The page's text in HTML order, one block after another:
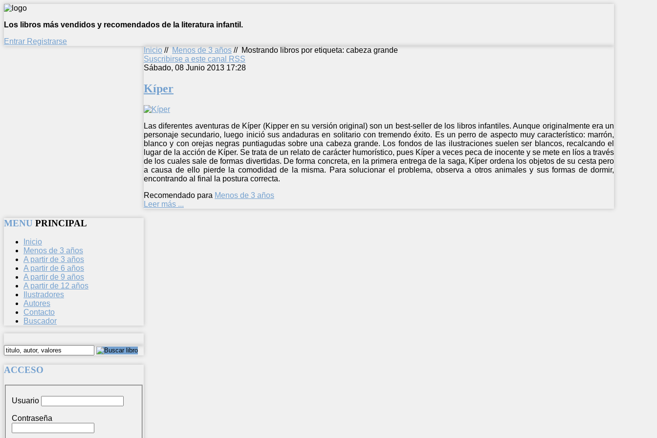
Los libros más vendidos y recomendados de la literatura infantil.
Entrar Registrarse
Inicio // Menos de 3 años // Mostrando libros por etiqueta: cabeza grande
Suscribirse a este canal RSS
Sábado, 08 Junio 2013 17:28
Kíper
Las diferentes aventuras de Kíper (Kipper en su versión original) son un best-seller de los libros infantiles. Aunque originalmente era un
personaje secundario, luego inició sus andaduras en solitario con tremendo éxito. Es un perro de aspecto muy característico: marrón,
blanco y con orejas negras puntiagudas sobre una cabeza grande. Los fondos de las ilustraciones suelen ser blancos, recalcando el
lugar de la acción de Kíper. Se trata de un relato de carácter humorístico, pues Kíper a veces peca de inocente y se mete en líos a través
de los cuales sale de formas divertidas. De forma concreta, en la primera entrega de la saga, Kíper ordena los objetos de su cesta pero
a causa de ello pierde la comodidad de la misma. Para solucionar el problema, observa a otros animales y sus formas de dormir,
encontrando al final la postura correcta.
Recomendado para Menos de 3 años
Leer más ...
MENU PRINCIPAL
Inicio
Menos de 3 años
A partir de 3 años
A partir de 6 años
A partir de 9 años
A partir de 12 años
Ilustradores
Autores
Contacto
Buscador
ACCESO
Usuario
Contraseña